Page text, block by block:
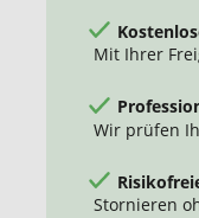
Mit Ihrer
Wir prüfen
Stornieren